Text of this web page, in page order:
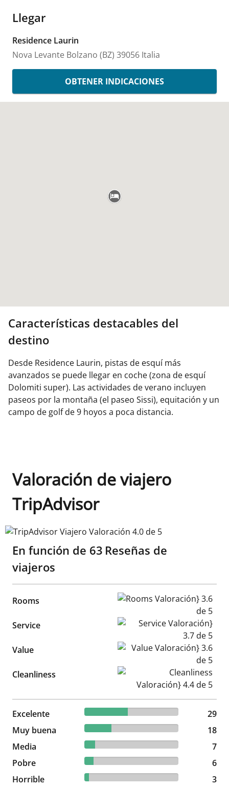
Llegar
Residence Laurin
Nova Levante Bolzano (BZ) 39056 Italia
OBTENER INDICACIONES
Características destacables del
destino
Desde Residence Laurin, pistas de esquí más
avanzados se puede llegar en coche (zona de esquí
Dolomiti super). Las actividades de verano incluyen
paseos por la montaña (el paseo Sissi), equitación y un
campo de golf de 9 hoyos a poca distancia.
Valoración de viajero
TripAdvisor
TripAdvisor Viajero Valoración 4.0 de 5
En función de 63 Reseñas de
viajeros
Rooms Rooms Valoración} 3.6 de 5
Service Service Valoración} 3.7 de 5
Value Value Valoración} 3.6 de 5
Cleanliness Cleanliness Valoración} 4.4
Excelente 46.03% reviewed Excelente
29 reviews
29
Muy buena
28.57% reviewed Muy buena
18 reviews
18
Media
11.11% reviewed Media
7 reviews
7
Pobre
9.52% reviewed Pobre
6 reviews
6
Horrible
4.76% reviewed Horrible
3 reviews 3